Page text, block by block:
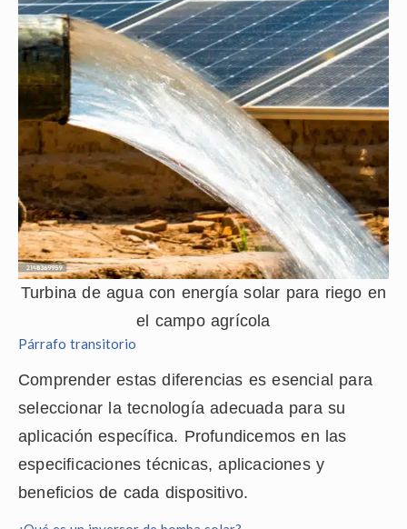
Turbina de agua con energía solar para riego en
el campo agrícola
Párrafo transitorio
Comprender estas diferencias es esencial para
seleccionar la tecnología adecuada para su
aplicación específica. Profundicemos en las
especificaciones técnicas, aplicaciones y
beneficios de cada dispositivo.